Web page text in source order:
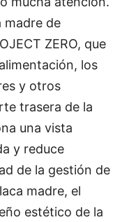
madre de
ZERO, que
los
y otros
trasera de la
una vista
y reduce
de la gestión de
madre, el
estético de la